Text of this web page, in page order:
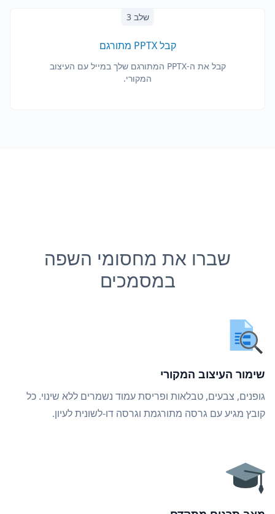
שלב 3
קבל PPTX מתורגם
קבל את ה-PPTX המתורגם שלך במייל עם העיצוב
המקורי.
שברו את מחסומי השפה
במסמכים
שימור העיצוב המקורי
גופנים, צבעים, טבלאות ופריסת עמוד נשמרים ללא שינוי. כל
קובץ מגיע עם גרסה מתורגמת וגרסה דו-לשונית לעיון.